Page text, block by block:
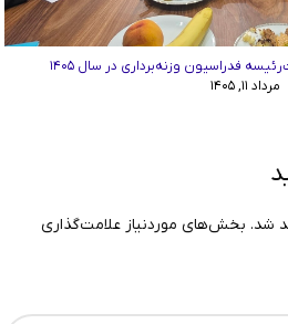
فدراسیون وزنه‌برداری در سال ۱۴۰۵
مرداد ۱۱, ۱۴۰۵
شد. بخش‌های موردنیاز علامت‌گذاری